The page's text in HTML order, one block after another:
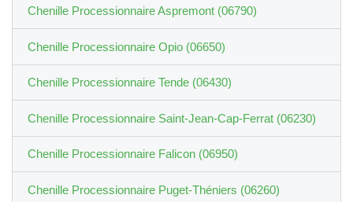
Chenille Processionnaire Aspremont (06790)
Chenille Processionnaire Opio (06650)
Chenille Processionnaire Tende (06430)
Chenille Processionnaire Saint-Jean-Cap-Ferrat (06230)
Chenille Processionnaire Falicon (06950)
Chenille Processionnaire Puget-Théniers (06260)